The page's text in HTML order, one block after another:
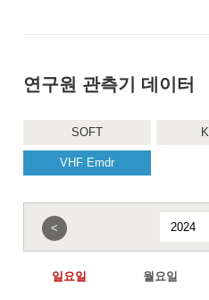
연구원 관측기 데이터
SOFT
VHF Emdr
<
일요일 월요일